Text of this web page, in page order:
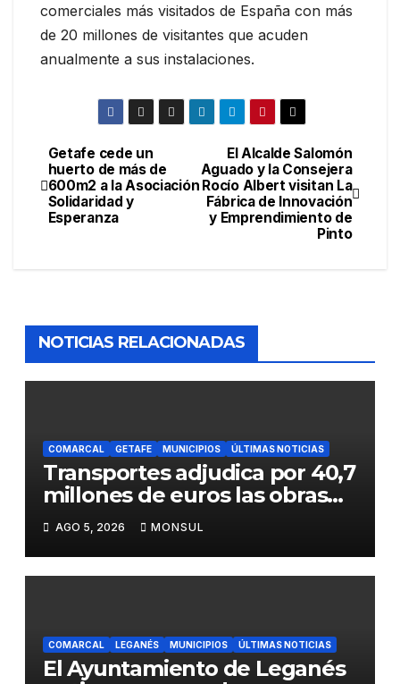
comerciales más visitados de España con más
de 20 millones de visitantes que acuden
anualmente a sus instalaciones.
El Alcalde Salomón
Aguado y la Consejera
Rocío Albert visitan La
Fábrica de Innovación
y Emprendimiento de
Pinto
Getafe cede un
huerto de más de
600m2 a la Asociación
Solidaridad y
Esperanza
NOTICIAS RELACIONADAS
COMARCAL GETAFE MUNICIPIOS ÚLTIMAS NOTICIAS
Transportes adjudica por 40,7
millones de euros las obras
para mejorar la accesibilidad
del transporte público en la
A-4 en Getafe
AGO 5, 2026 MONSUL
COMARCAL LEGANÉS MUNICIPIOS ÚLTIMAS NOTICIAS
El Ayuntamiento de Leganés